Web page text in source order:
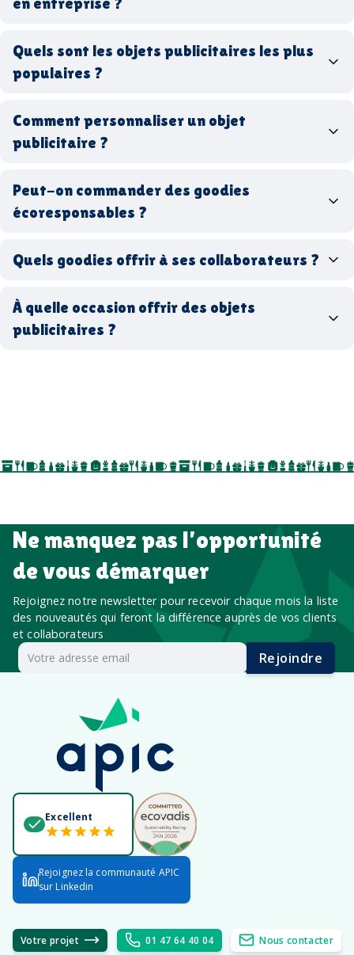
Quels sont les objets publicitaires les plus
populaires ?
stylos personnalisés
tote bags publicitaires
gourdes réutilisables
France Made in Europe goodies hi-tech
Comment personnaliser un objet
publicitaire ?
Peut-on commander des goodies
écoresponsables ?
goodies écologiques
recyclés, fabriqués en France ou en Europe,
biodégradables ou réutilisables
Quels goodies offrir à ses collaborateurs ?
entreprise
goodies utiles au bureau
À quelle occasion offrir des objets
publicitaires ?
salon professionnel
Ne manquez pas l’opportunité
de vous démarquer
Rejoignez notre newsletter pour recevoir chaque mois la liste
des nouveautés qui feront la différence auprès de vos clients
et collaborateurs
Rejoindre
Excellent
Rejoignez la communauté APIC
sur Linkedin
Votre projet 01 47 64 40 04
Nous contacter